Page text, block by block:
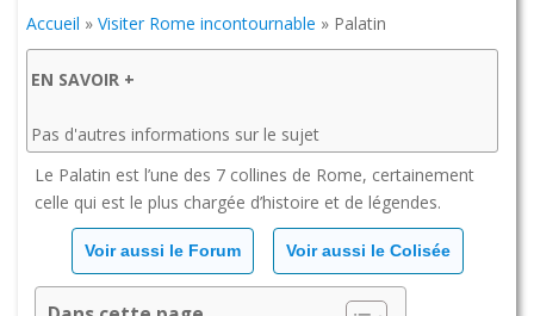
Accueil » Visiter Rome incontournable » Palatin
EN SAVOIR +
Pas d'autres informations sur le sujet
Le Palatin est l’une des 7 collines de Rome, certainement
celle qui est le plus chargée d’histoire et de légendes.
Voir aussi le Forum Voir aussi le Colisée